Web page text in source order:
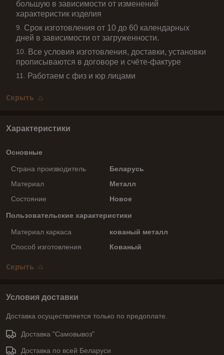
большую в зависимости от изменений
характеристик изделия
Срок изготовления от 10 до 60 календарных
дней в зависимости от загруженности.
Все условия изготовления, доставки, установки
прописываются в договоре и счёте-фактуре
Работаем с физ и юр лицами
Скрыть
Характеристики
Основные
Страна производитель
Беларусь
Материал
Металл
Состояние
Новое
Пользовательские характеристики
Материал каркаса
кованый металл
Способ изготовления
Кованый
Скрыть
Условия доставки
Доставка осуществляется только по предоплате.
Доставка "Самовывоз"
Доставка по всей Беларуси